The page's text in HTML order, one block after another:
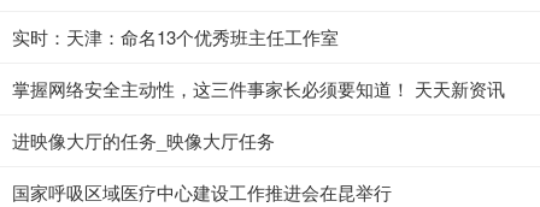
实时：天津：命名13个优秀班主任工作室
掌握网络安全主动性，这三件事家长必须要知道！ 天天新资讯
进映像大厅的任务_映像大厅任务
国家呼吸区域医疗中心建设工作推进会在昆举行